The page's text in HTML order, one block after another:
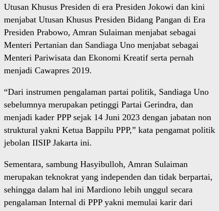
Utusan Khusus Presiden di era Presiden Jokowi dan kini
menjabat Utusan Khusus Presiden Bidang Pangan di Era
Presiden Prabowo, Amran Sulaiman menjabat sebagai
Menteri Pertanian dan Sandiaga Uno menjabat sebagai
Menteri Pariwisata dan Ekonomi Kreatif serta pernah
menjadi Cawapres 2019.
“Dari instrumen pengalaman partai politik, Sandiaga Uno
sebelumnya merupakan petinggi Partai Gerindra, dan
menjadi kader PPP sejak 14 Juni 2023 dengan jabatan non
struktural yakni Ketua Bappilu PPP,” kata pengamat politik
jebolan IISIP Jakarta ini.
Sementara, sambung Hasyibulloh, Amran Sulaiman
merupakan teknokrat yang independen dan tidak berpartai,
sehingga dalam hal ini Mardiono lebih unggul secara
pengalaman Internal di PPP yakni memulai karir dari